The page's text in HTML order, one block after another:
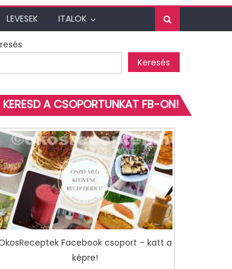
LEVESEK ITALOK
Keresés
KERESD A CSOPORTUNKAT FB-ON!
Facebook csoport – katt a
képre!